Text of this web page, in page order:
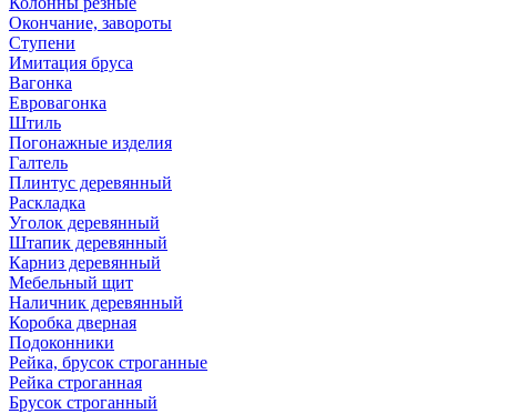
Окончание, завороты
Ступени
Имитация бруса
Вагонка
Евровагонка
Штиль
Погонажные изделия
Галтель
Плинтус деревянный
Раскладка
Уголок деревянный
Штапик деревянный
Карниз деревянный
Мебельный щит
Наличник деревянный
Коробка дверная
Подоконники
Рейка, брусок строганные
Рейка строганная
Брусок строганный